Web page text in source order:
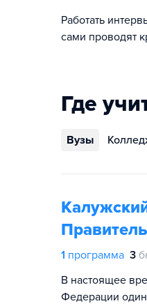
Работать
сами проводят
Где
Вузы
1 программа 3
В настоящее
Федерации